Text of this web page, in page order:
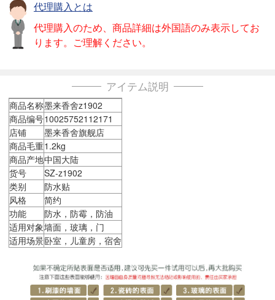
代理購入とは
代理購入のため、商品詳細は外国語のみ表示してお
ります。ご理解ください。
アイテム説明
商品名称墨来香舍z1902
商品编号10025752112171
店铺
墨来香舍旗舰店
商品毛重1.2kg
商品产地中国大陆
货号
SZ-z1902
类别
防水贴
风格
简约
功能
防水，防霉，防油
适用对象墙面，玻璃，门
适用场景卧室，儿童房，宿舍